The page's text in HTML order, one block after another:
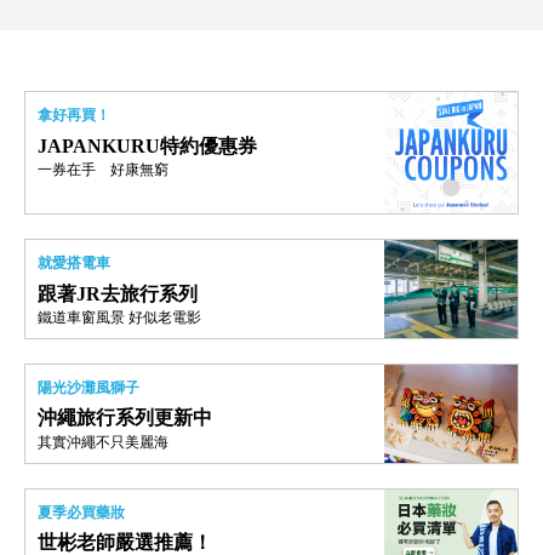
拿好再買！
JAPANKURU特約優惠券
一券在手 好康無窮
就愛搭電車
跟著JR去旅行系列
鐵道車窗風景 好似老電影
陽光沙灘風獅子
沖繩旅行系列更新中
其實沖繩不只美麗海
夏季必買藥妝
世彬老師嚴選推薦！